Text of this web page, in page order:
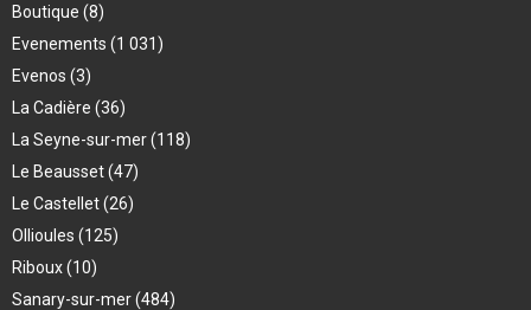
Boutique (8)
Evenements (1 031)
Evenos (3)
La Cadière (36)
La Seyne-sur-mer(118)
Le Beausset(47)
Le Castellet(26)
Ollioules (125)
Riboux(10)
Sanary-sur-mer(484)